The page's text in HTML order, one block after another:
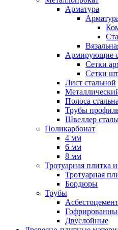
Арматура
Армирующие
Сетки
Сетки
Лист стальной
Полоса
Трубы
Швеллер
Поликарбонат
4 мм
6 мм
8 мм
Тротуарная плитка
Тротуарная
Бордюры
Трубы
Двуслойные